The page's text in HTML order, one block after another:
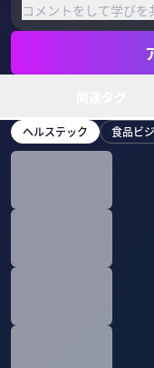
コメントをして学びを
ヘルステック 食品ビ